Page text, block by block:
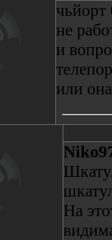
чьйорт
не
и
или
На